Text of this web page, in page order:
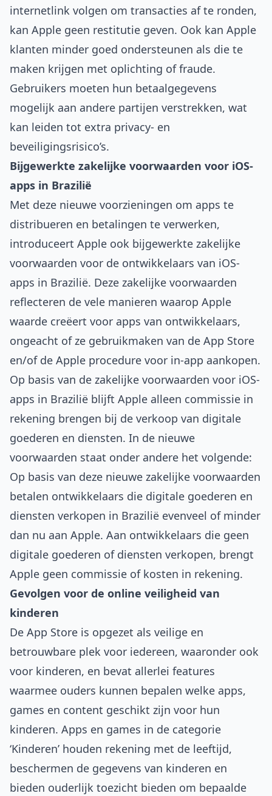
internetlink volgen om transacties af te ronden,
kan Apple geen restitutie geven. Ook kan Apple
klanten minder goed ondersteunen als die te
maken krijgen met oplichting of fraude.
Gebruikers moeten hun betaalgegevens
mogelijk aan andere partijen verstrekken, wat
kan leiden tot extra privacy- en
beveiligingsrisico’s.
Bijgewerkte zakelijke voorwaarden voor iOS-
apps in Brazilië
Met deze nieuwe voorzieningen om apps te
distribueren en betalingen te verwerken,
introduceert Apple ook bijgewerkte zakelijke
voorwaarden voor de ontwikkelaars van iOS-
apps in Brazilië. Deze zakelijke voorwaarden
reflecteren de vele manieren waarop Apple
waarde creëert voor apps van ontwikkelaars,
ongeacht of ze gebruikmaken van de App Store
en/of de Apple procedure voor in-app aankopen.
Op basis van de zakelijke voorwaarden voor iOS-
apps in Brazilië blijft Apple alleen commissie in
rekening brengen bij de verkoop van digitale
goederen en diensten. In de nieuwe
voorwaarden staat onder andere het volgende:
Op basis van deze nieuwe zakelijke voorwaarden
betalen ontwikkelaars die digitale goederen en
diensten verkopen in Brazilië evenveel of minder
dan nu aan Apple. Aan ontwikkelaars die geen
digitale goederen of diensten verkopen, brengt
Apple geen commissie of kosten in rekening.
Gevolgen voor de online veiligheid van
kinderen
De App Store is opgezet als veilige en
betrouwbare plek voor iedereen, waaronder ook
voor kinderen, en bevat allerlei features
waarmee ouders kunnen bepalen welke apps,
games en content geschikt zijn voor hun
kinderen. Apps en games in de categorie
‘Kinderen’ houden rekening met de leeftijd,
beschermen de gegevens van kinderen en
bieden ouderlijk toezicht bieden om bepaalde